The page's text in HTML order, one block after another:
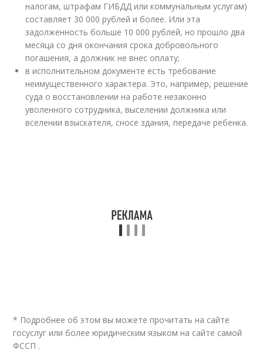
налогам, штрафам ГИБДД или коммунальным услугам)
составляет 30 000 рублей и более. Или эта
задолженность больше 10 000 рублей, но прошло два
месяца со дня окончания срока добровольного
погашения, а должник не внес оплату;
в исполнительном документе есть требование
неимущественного характера. Это, например, решение
суда о восстановлении на работе незаконно
уволенного сотрудника, выселении должника или
вселении взыскателя, сносе здания, передаче ребенка.
* Подробнее об этом вы можете прочитать на сайте
госуслуг или более юридическим языком на сайте самой
ФССП .